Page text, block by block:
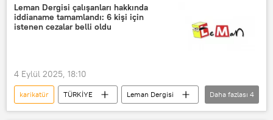
Leman Dergisi çalışanları hakkında
iddianame tamamlandı: 6 kişi için
istenen cezalar belli oldu
4 Eylül 2025, 18:10
karikatür TÜRKİYE
Leman Dergisi
Cumhuriyet Başsavcılığı
Ceza
Daha fazlası 4